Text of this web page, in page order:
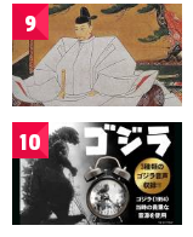
9
10